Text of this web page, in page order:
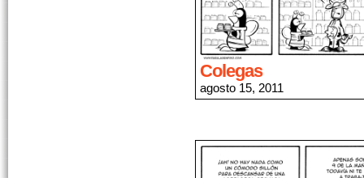
Colegas
agosto 15, 2011